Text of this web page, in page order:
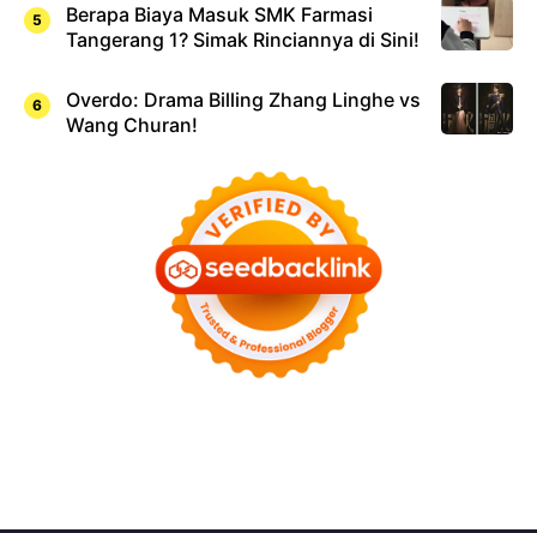
Berapa Biaya Masuk SMK Farmasi
Tangerang 1? Simak Rinciannya di Sini!
Overdo: Drama Billing Zhang Linghe vs
Wang Churan!